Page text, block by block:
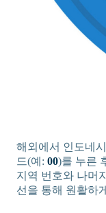
해외에서 인도네
드(예: 00)를 누른
지역 번호와 나머
선을 통해 원활하